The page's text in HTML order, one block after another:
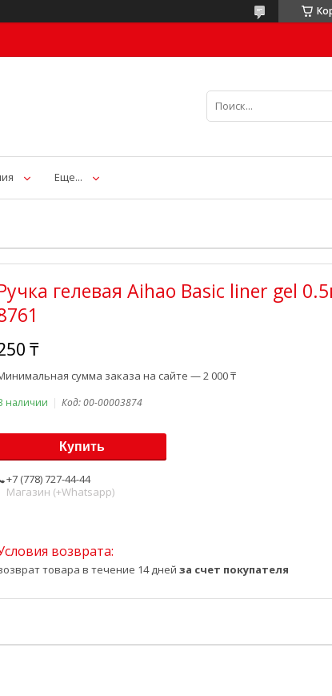
Еще...
гелевая Aihao Basic liner gel
₸
сумма заказа на сайте — 2 000 ₸
наличии Код:00-00003874
Купить
+7 (778) 727-44-44
Магазин (+Whatsapp)
товара в течение 14 дней за счет покупателя